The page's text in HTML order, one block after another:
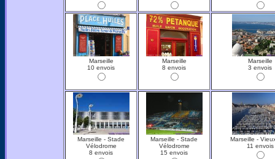
Marseille
10 envois
Marseille
8 envois
Marseille
3 envois
Marseille - Stade
Vélodrome
8 envois
Marseille - Stade
Vélodrome
15 envois
Marseille -
11 envois